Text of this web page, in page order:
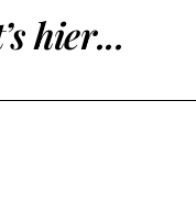
hier...